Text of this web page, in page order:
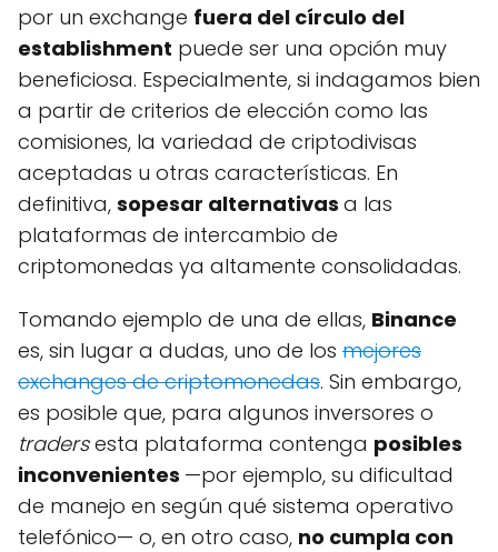
por un exchange fuera del círculo del
establishment puede ser una opción muy
beneficiosa. Especialmente, si indagamos bien
a partir de criterios de elección como las
comisiones, la variedad de criptodivisas
aceptadas u otras características. En
definitiva, sopesar alternativas a las
plataformas de intercambio de
criptomonedas ya altamente consolidadas.
Tomando ejemplo de una de ellas, Binance
es, sin lugar a dudas, uno de los mejores
exchanges de criptomonedas. Sin embargo,
es posible que, para algunos inversores o
tradersesta plataforma contenga posibles
inconvenientes —por ejemplo, su dificultad
de manejo en según qué sistema operativo
telefónico— o, en otro caso, no cumpla con